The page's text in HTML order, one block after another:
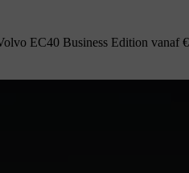
EC40 Business Edition vanaf